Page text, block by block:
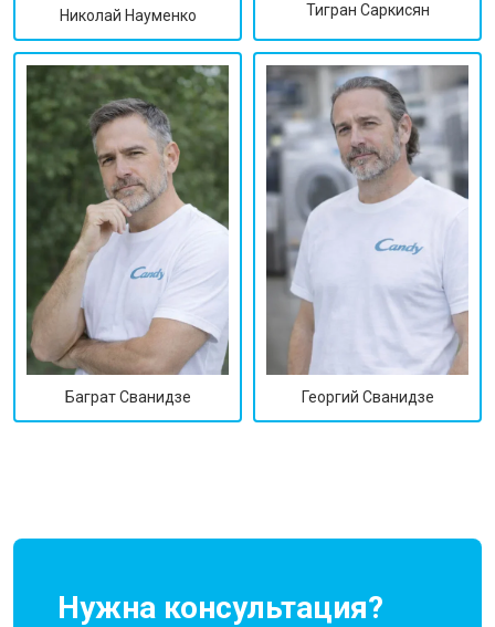
Николай Науменко Тигран Саркисян
Баграт Сванидзе Георгий Сванидзе
Нужна консультация?